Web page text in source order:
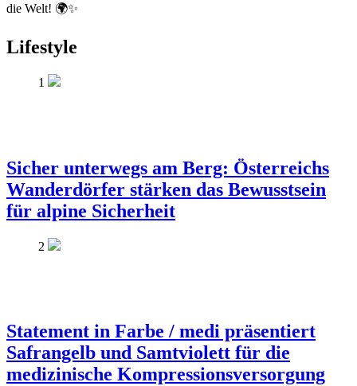
die Welt! 🌍✨
Lifestyle
1
Sicher unterwegs am Berg: Österreichs
Wanderdörfer stärken das Bewusstsein
für alpine Sicherheit
2
Statement in Farbe / medi präsentiert
Safrangelb und Samtviolett für die
medizinische Kompressionsversorgung